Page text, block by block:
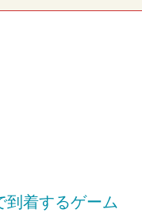
到着するゲーム